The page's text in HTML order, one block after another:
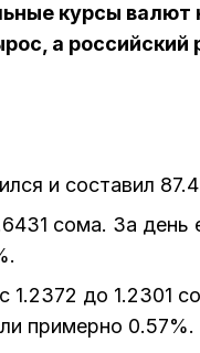
курсы валют
а
и составил
сома. За день
1.2372 до 1.2301
примерно 0.57%.